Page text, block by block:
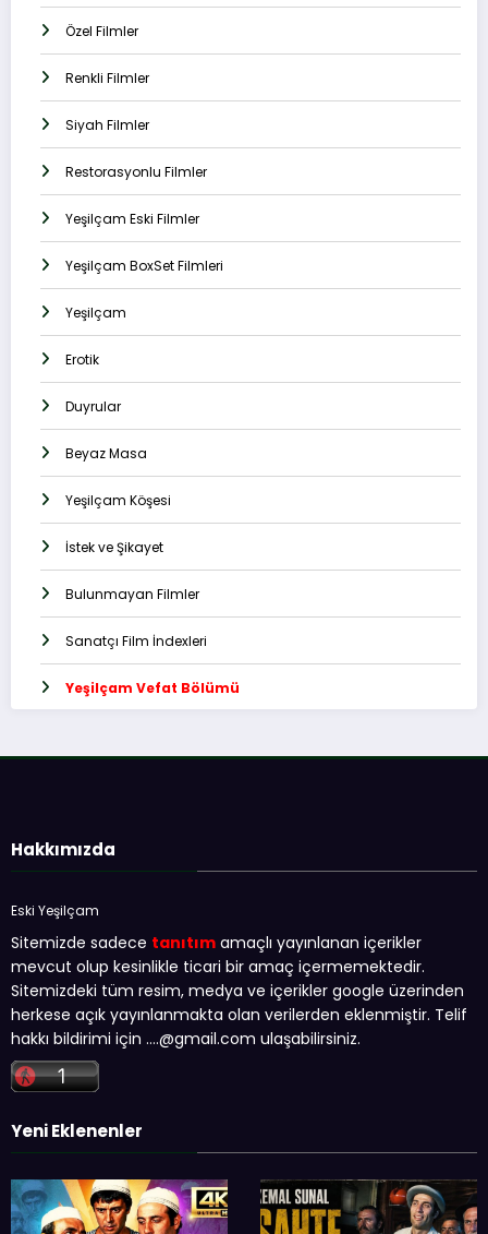
Özel Filmler
Renkli Filmler
Siyah Filmler
Restorasyonlu Filmler
Yeşilçam Eski Filmler
Yeşilçam BoxSet Filmleri
Yeşilçam
Erotik
Duyrular
Beyaz Masa
Yeşilçam Köşesi
İstek ve Şikayet
Bulunmayan Filmler
Sanatçı Film İndexleri
Yeşilçam Vefat Bölümü
Hakkımızda
Eski Yeşilçam
Sitemizde sadece tanıtım amaçlı yayınlanan içerikler
mevcut olup kesinlikle ticari bir amaç içermemektedir.
Sitemizdeki tüm resim, medya ve içerikler google üzerinden
herkese açık yayınlanmakta olan verilerden eklenmiştir. Telif
hakkı bildirimi için ….@gmail.com ulaşabilirsiniz.
Yeni Eklenenler